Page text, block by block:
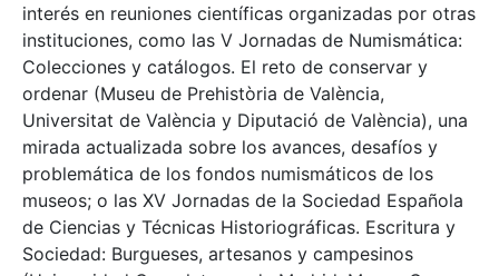
interés en reuniones científicas organizadas por otras
instituciones, como las V Jornadas de Numismática:
Colecciones y catálogos. El reto de conservar y
ordenar (Museu de Prehistòria de València,
Universitat de València y Diputació de València), una
mirada actualizada sobre los avances, desafíos y
problemática de los fondos numismáticos de los
museos; o las XV Jornadas de la Sociedad Española
de Ciencias y Técnicas Historiográficas. Escritura y
Sociedad: Burgueses, artesanos y campesinos